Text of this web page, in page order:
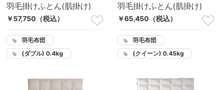
羽毛掛けふとん(肌掛け)
￥57,750 （税込）
羽毛布団
(ダブル) 0.4kg
羽毛掛けふとん(肌掛け)
￥65,450 （税込）
羽毛布団
(クイーン) 0.45kg